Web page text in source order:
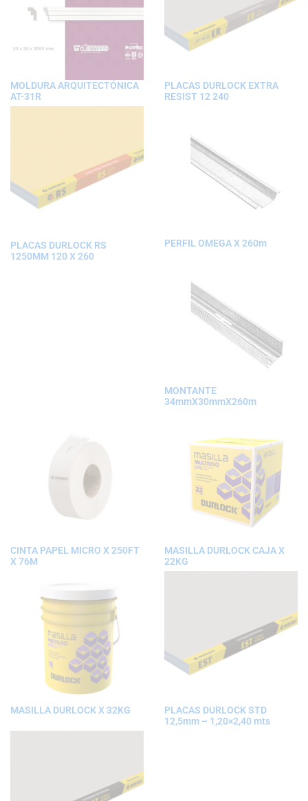
MOLDURA ARQUITECTÓNICA
AT-31R
PLACAS DURLOCK EXTRA
RESIST 12 240
PLACAS DURLOCK RS
1250MM 120 X 260
PERFIL OMEGA X 260m
MONTANTE
34mmX30mmX260m
CINTA PAPEL MICRO X 250FT
X 76M
MASILLA DURLOCK CAJA X
22KG
MASILLA DURLOCK X 32KG
PLACAS DURLOCK STD
12,5mm – 1,20×2,40 mts